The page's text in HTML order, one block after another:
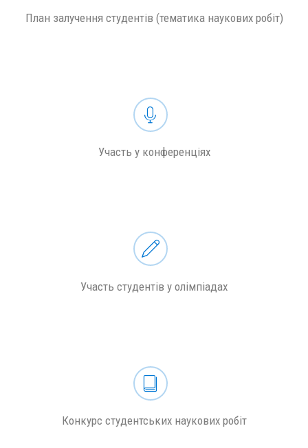
План залучення студентів (тематика наукових робіт)
Участь у конференціях
Участь студентів у олімпіадах
Конкурс студентських наукових робіт